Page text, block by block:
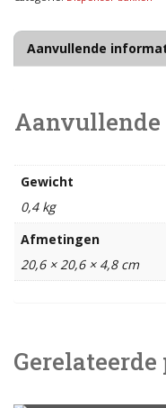
Aanvullende
Gewicht
0,4 kg
Afmetingen
20,6 × 20,6 × 4,8 cm